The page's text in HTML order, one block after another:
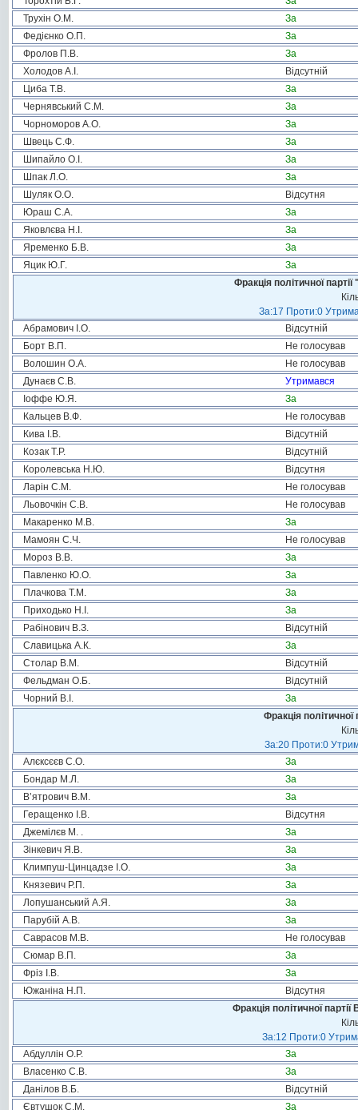
Трухін О.М.
За
Федієнко О.П.
За
Фролов П.В.
За
Холодов А.І.
Відсутній
Циба Т.В.
За
Чернявський С.М.
За
Чорноморов А.О.
За
Швець С.Ф.
За
Шипайло О.І.
За
Шпак Л.О.
За
Шуляк О.О.
Відсутня
Юраш С.А.
За
Яковлєва Н.І.
За
Яременко Б.В.
За
Яцик Ю.Г.
За
Фракція політичної
За:17 Проти:0
Абрамович І.О.
Відсутній
Борт В.П.
Не голосував
Волошин О.А.
Не голосував
Дунаєв С.В.
Утримався
Іоффе Ю.Я.
За
Кальцев В.Ф.
Не голосував
Кива І.В.
Відсутній
Козак Т.Р.
Відсутній
Королевська Н.Ю.
Відсутня
Ларін С.М.
Не голосував
Льовочкін С.В.
Не голосував
Макаренко М.В.
За
Мамоян С.Ч.
Не голосував
Мороз В.В.
За
Павленко Ю.О.
За
Плачкова Т.М.
За
Приходько Н.І.
За
Рабінович В.З.
Відсутній
Славицька А.К.
За
Столар В.М.
Відсутній
Фельдман О.Б.
Відсутній
Чорний В.І.
За
Фракція
За:20 Проти:0
Алєксєєв С.О.
За
Бондар М.Л.
За
В’ятрович В.М.
За
Геращенко І.В.
Відсутня
Джемілєв М. .
За
Зінкевич Я.В.
За
Климпуш-Цинцадзе І.О.
За
Князевич Р.П.
За
Лопушанський А.Я.
За
Парубій А.В.
За
Саврасов М.В.
Не голосував
Сюмар В.П.
За
Фріз І.В.
За
Южаніна Н.П.
Відсутня
Фракція політичної
За:12 Проти:0
Абдуллін О.Р.
За
Власенко С.В.
За
Данілов В.Б.
Відсутній
Євтушок С.М.
За